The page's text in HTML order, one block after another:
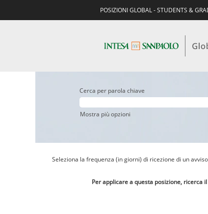
POSIZIONI GLOBAL - STUDENTS &
Cerca per parola chiave
Mostra più opzioni
Seleziona la frequenza (in giorni) di ricezione di un
Per applicare a questa posizione, ricerca